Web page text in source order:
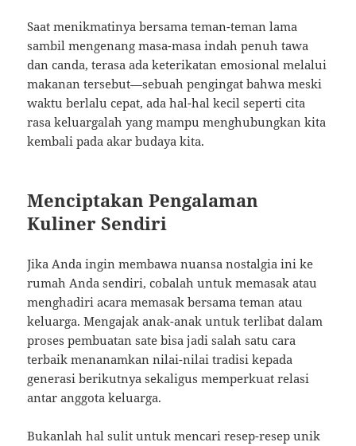
Saat menikmatinya bersama teman-teman lama
sambil mengenang masa-masa indah penuh tawa
dan canda, terasa ada keterikatan emosional melalui
makanan tersebut—sebuah pengingat bahwa meski
waktu berlalu cepat, ada hal-hal kecil seperti cita
rasa keluargalah yang mampu menghubungkan kita
kembali pada akar budaya kita.
Menciptakan Pengalaman
Kuliner Sendiri
Jika Anda ingin membawa nuansa nostalgia ini ke
rumah Anda sendiri, cobalah untuk memasak atau
menghadiri acara memasak bersama teman atau
keluarga. Mengajak anak-anak untuk terlibat dalam
proses pembuatan sate bisa jadi salah satu cara
terbaik menanamkan nilai-nilai tradisi kepada
generasi berikutnya sekaligus memperkuat relasi
antar anggota keluarga.
Bukanlah hal sulit untuk mencari resep-resep unik